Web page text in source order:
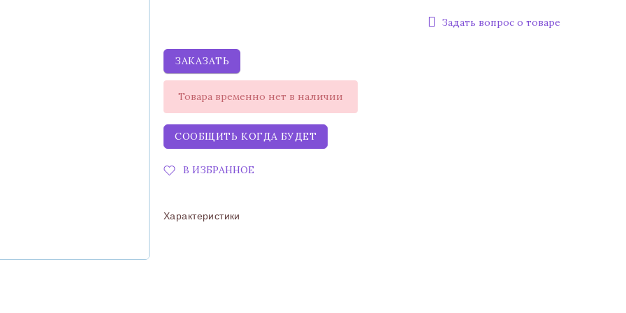
Задать вопрос о товаре
ЗАКАЗАТЬ
Товара временно нет в наличии
СООБЩИТЬ КОГДА БУДЕТ
В ИЗБРАННОЕ
Характеристики